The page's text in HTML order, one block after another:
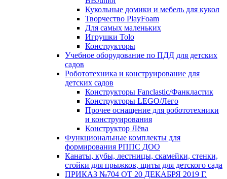
Кукольные домики и мебель для кукол
Творчество PlayFoam
Для самых маленьких
Игрушки Tolo
Конструкторы
Учебное оборудование по ПДД для детских
садов
Робототехника и конструирование для
детских садов
Конструкторы Fanclastic/Фанкластик
Конструкторы LEGO/Лего
Прочее оснащение для робототехники
и конструирования
Конструктор Лёва
Функциональные комплекты для
формирования РППС ДОО
Канаты, кубы, лестницы, скамейки, стенки,
стойки для прыжков, щиты для детского сада
ПРИКАЗ №704 ОТ 20 ДЕКАБРЯ 2019 Г.